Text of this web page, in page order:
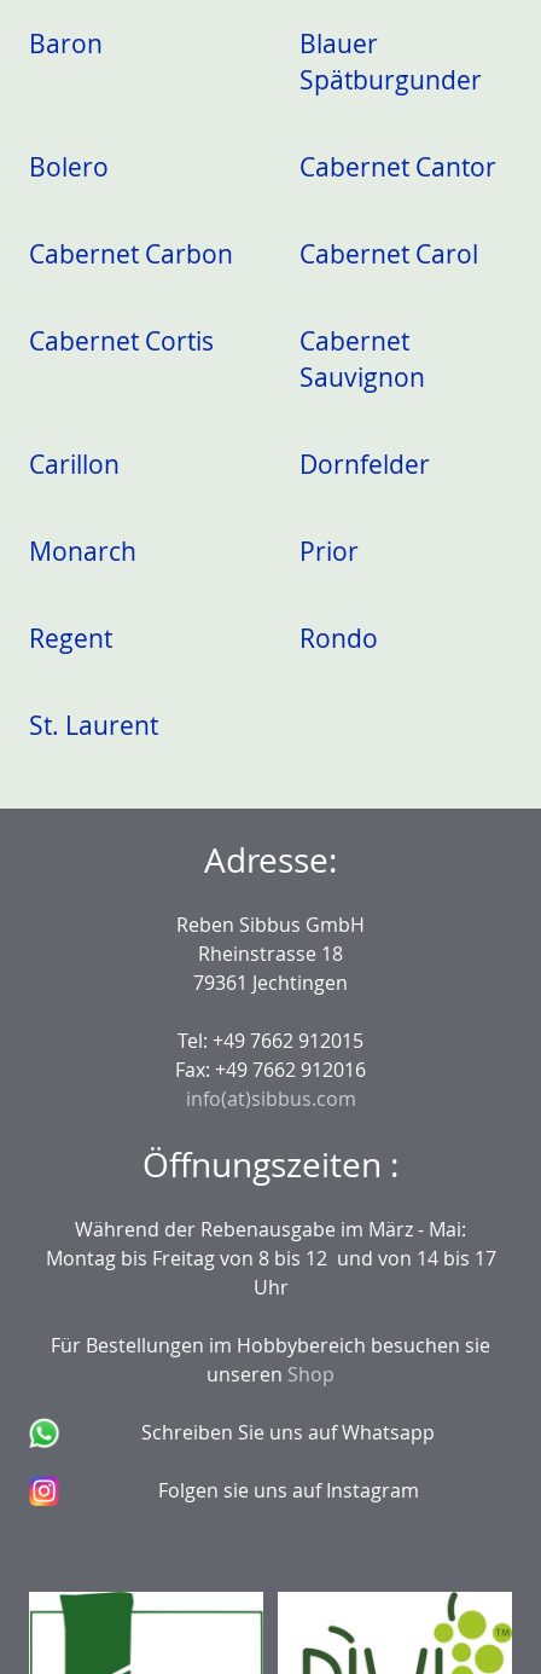
Baron
Blauer
Spätburgunder
Bolero Cabernet Cantor
Cabernet Carbon Cabernet Carol
Cabernet Cortis
Cabernet
Sauvignon
Carillon Dornfelder
Monarch Prior
Regent Rondo
St. Laurent
Adresse:
Reben Sibbus GmbH
Rheinstrasse 18
79361 Jechtingen
Tel: +49 7662 912015
Fax: +49 7662 912016
info(at)sibbus.com
Öffnungszeiten :
Während der Rebenausgabe im März - Mai:
Montag bis Freitag von 8 bis 12 und von 14 bis 17
Uhr
Für Bestellungen im Hobbybereich besuchen sie
unseren Shop
Schreiben Sie uns auf Whatsapp
Folgen sie uns auf Instagram